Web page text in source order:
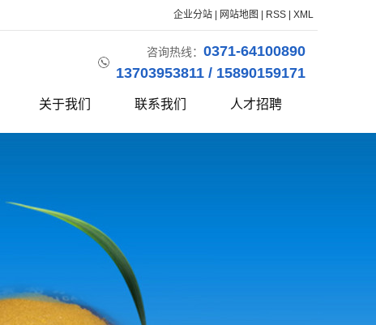
企业分站 网站地图 RSS XML
咨询热线： 0371-64100890
13703953811 / 15890159171
关于我们
联系我们
联系我们 人才招聘